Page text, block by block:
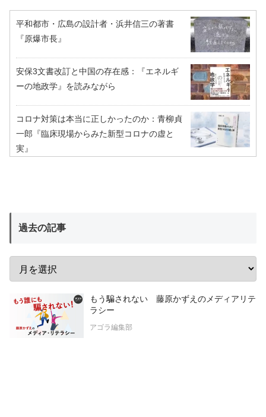
平和都市・広島の設計者・浜井信三の著書
『原爆市長』
安保3文書改訂と中国の存在感：『エネルギ
ーの地政学』を読みながら
コロナ対策は本当に正しかったのか：青柳貞
一郎『臨床現場からみた新型コロナの虚と
実』
過去の記事
もう騙されない 藤原かずえのメディアリテ
ラシー
アゴラ編集部